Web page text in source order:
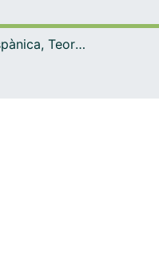
per tot el DD
Filologia Hispànica, Teoria de la Literatura i Comunicació